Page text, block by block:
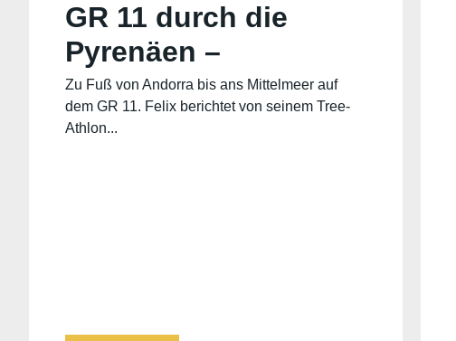
GR 11 durch die
Pyrenäen –
Reisebericht von
Felix
Zu Fuß von Andorra bis ans Mittelmeer auf
dem GR 11. Felix berichtet von seinem Tree-
Athlon...